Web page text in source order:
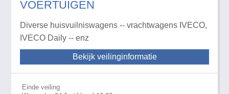
VOERTUIGEN
Diverse huisvuilniswagens -- vrachtwagens IVECO,
IVECO Daily -- enz
Bekijk veilinginformatie
Einde veiling